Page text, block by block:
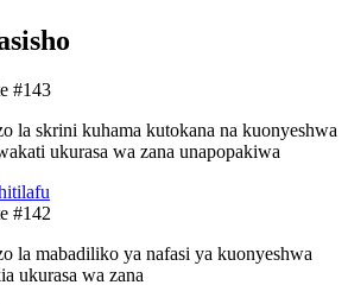
#143
la skrini kuhama kutokana na kuonyeshwa
ukurasa wa zana unapopakiwa
#142
la mabadiliko ya nafasi ya kuonyeshwa
ukurasa wa zana